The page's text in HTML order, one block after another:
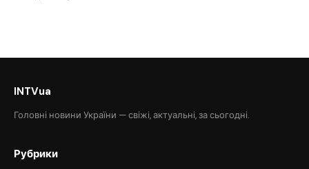
INTVua
Головні новини України — свіжі, актуальні, за сьогодні.
Рубрики